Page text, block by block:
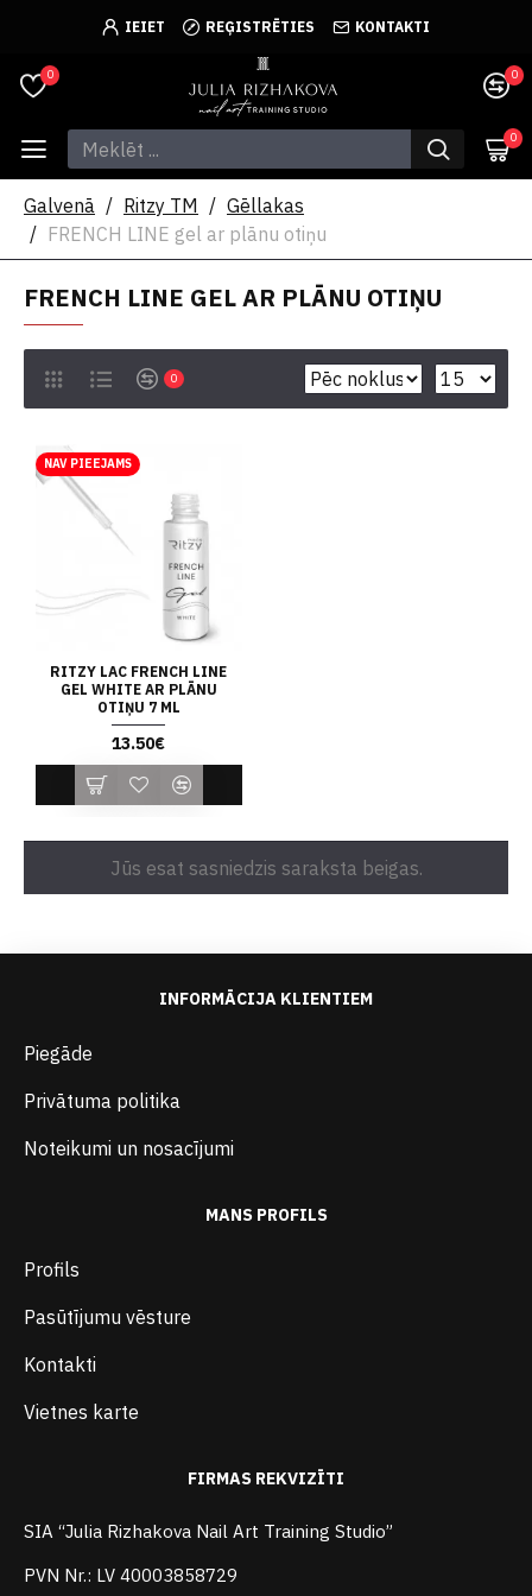
IEIET REĢISTRĒTIES KONTAKTI
0 0
0
Galvenā Ritzy TM
Gēllakas
FRENCH LINE gel ar plānu otiņu
FRENCH LINE GEL AR PLĀNU OTIŅU
0
NAV PIEEJAMS
RITZY LAC FRENCH LINE
GEL WHITE AR PLĀNU
OTIŅU 7 ML
13.50€
Jūs esat sasniedzis saraksta beigas.
INFORMĀCIJA KLIENTIEM
Piegāde
Privātuma politika
Noteikumi un nosacījumi
MANS PROFILS
Profils
Pasūtījumu vēsture
Kontakti
Vietnes karte
FIRMAS REKVIZĪTI
SIA “Julia Rizhakova Nail Art Training Studio”
PVN Nr.: LV 40003858729